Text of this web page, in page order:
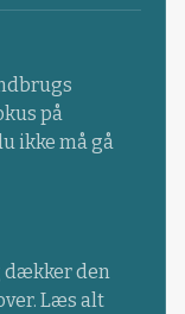
på
ikke må gå
dækker den
Læs alt